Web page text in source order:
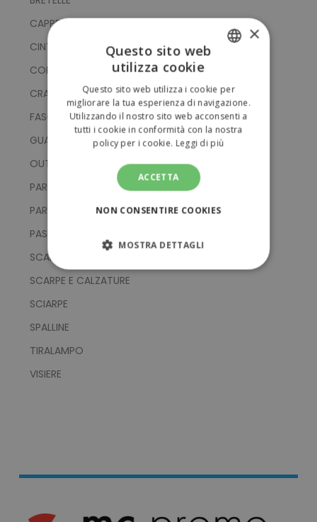
CAPPELLI E BERRETTI
CINTURE
COPPOLE
CRAVATTE E FOULARD
FASCE
GUANTI
OUTLET
PARAORECCHIE
PARRUCCHE
PASHMINA
SCALDACOLLO
SCARPE E CALZATURE
SCIARPE
SPALLINE
TIRALAMPO
VISIERE
ENGLISH
×
Questo sito web
utilizza cookie
Questo sito web utilizza i cookie per
migliorare la tua esperienza di navigazione.
Utilizzando il nostro sito web acconsenti a
tutti i cookie in conformità con la nostra
policy per i cookie. Leggi di più
ACCETTA
NON CONSENTIRE COOKIES
MOSTRA DETTAGLI
STRETTAMENTE NECESSARI
Strettamente necessari
Performance
Non classificati